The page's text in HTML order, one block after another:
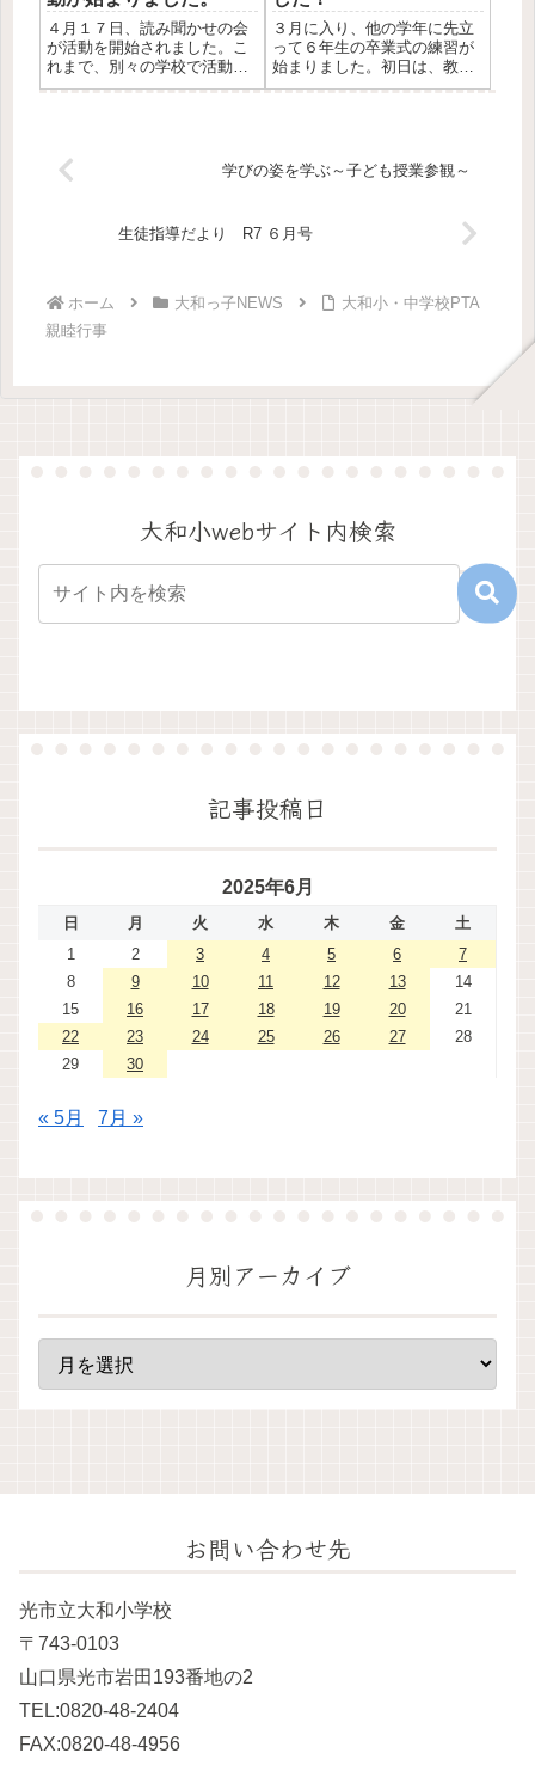
だそうです。いざというと
き、...
が見られました。温かい声か
けの中で...
４月１７日、読み聞かせの会
が活動を開始されました。こ
れまで、別々の学校で活動さ
れていた読み聞かせグループ
ださいました。この日が、初
めての活動です。朝早くから
３月に入り、他の学年に先立
って６年生の卒業式の練習が
始まりました。初日は、教務
主任から卒業生としての心得
一つの所作が、小学校での成
長の証となります。大和小学
学びの姿を学ぶ～子ども授業参観～
生徒指導だより R7 ６月号
ホーム 大和っ子NEWS
大和小・中学校PTA
親睦行事
大和小webサイト内検索
記事投稿日
2025年6月
日 月 火 水 木 金
土
1
2 3 4 5 6
7
8
9 10 11 12 13
14
15
16 17 18 19 20
21
22
23 24 25 26 27
28
29
30
« 5月 7月 »
月別アーカイブ
お問い合わせ先
光市立大和小学校
〒743-0103
山口県光市岩田193番地の2
TEL:0820-48-2404
FAX:0820-48-4956